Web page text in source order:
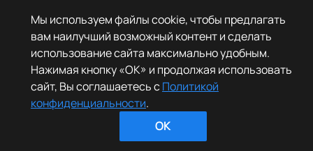
Политика конфиденциальности
О Леста Wiki
Отказ от ответственности
Мы используем файлы cookie, чтобы предлагать
вам наилучший возможный контент и сделать
использование сайта максимально удобным.
Нажимая кнопку «OK» и продолжая использовать
сайт, Вы соглашаетесь сПолитикой
конфиденциальности.
OK